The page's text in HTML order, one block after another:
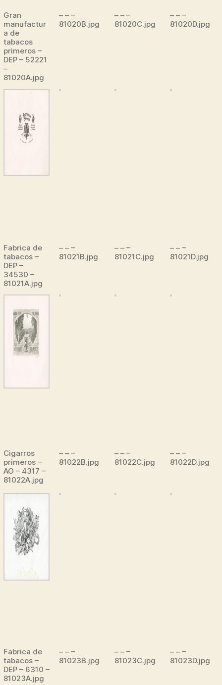
Gran
manufactur
a de
tabacos
primeros –
DEP – 52221
–
81020A.jpg
– – –
81020B.jpg
– – –
81020C.jpg
– – –
81020D.jpg
Fabrica de
tabacos –
DEP –
34530 –
81021A.jpg
– – –
81021B.jpg
– – –
81021C.jpg
– – –
81021D.jpg
Cigarros
primeros –
AO – 4317 –
81022A.jpg
– – –
81022B.jpg
– – –
81022C.jpg
– – –
81022D.jpg
Fabrica de
tabacos –
DEP – 6310 –
81023A.jpg
– – –
81023B.jpg
– – –
81023C.jpg
– – –
81023D.jpg